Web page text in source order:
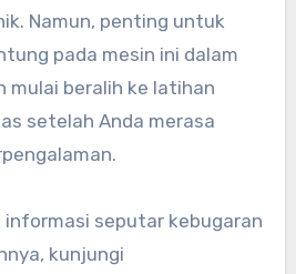
Namun, penting untuk
pada mesin ini dalam
mulai beralih ke latihan
setelah Anda merasa
informasi seputar kebugaran
kunjungi